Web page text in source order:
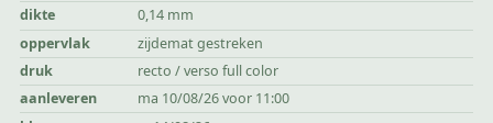
dikte
0,14 mm
oppervlak
zijdemat gestreken
druk
recto / verso full color
aanleveren
ma 10/08/26 voor 11:00